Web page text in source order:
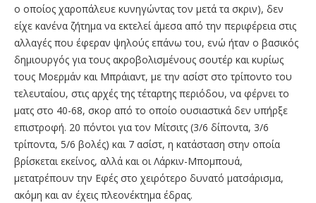
ο οποίος χαροπάλευε κυνηγώντας τον μετά τα σκριν), δεν
είχε κανένα ζήτημα να εκτελεί άμεσα από την περιφέρεια στις
αλλαγές που έφεραν ψηλούς επάνω του, ενώ ήταν ο βασικός
δημιουργός για τους ακροβολισμένους σουτέρ και κυρίως
τους Μοερμάν και Μπράιαντ, με την ασίστ στο τρίποντο του
τελευταίου, στις αρχές της τέταρτης περιόδου, να φέρνει το
ματς στο 40-68, σκορ από το οποίο ουσιαστικά δεν υπήρξε
επιστροφή. 20 πόντοι για τον Μίτσιτς (3/6 δίποντα, 3/6
τρίποντα, 5/6 βολές) και 7 ασίστ, η κατάσταση στην οποία
βρίσκεται εκείνος, αλλά και οι Λάρκιν-Μπομπουά,
μετατρέπουν την Εφές στο χειρότερο δυνατό ματσάρισμα,
ακόμη και αν έχεις πλεονέκτημα έδρας.